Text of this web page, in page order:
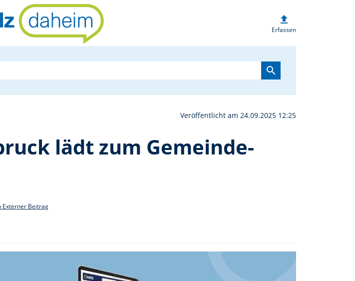
Pfarrgemeinde Kümmersbruck
upload
Erfassen
search
Veröffentlicht am 24.09.2025 12:25
lädt zum Gemeinde-
Externer Beitrag